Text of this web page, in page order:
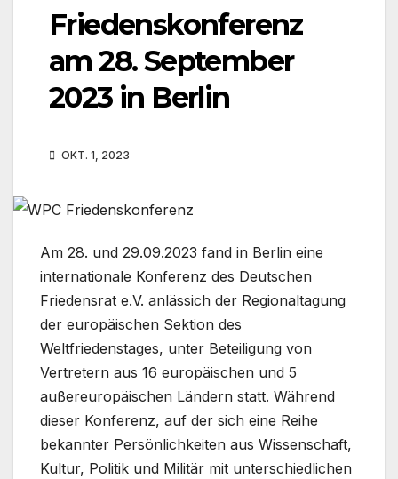
Friedenskonferenz
am 28. September
2023 in Berlin
OKT. 1, 2023
Am 28. und 29.09.2023 fand in Berlin eine
internationale Konferenz des Deutschen
Friedensrat e.V. anlässich der Regionaltagung
der europäischen Sektion des
Weltfriedenstages, unter Beteiligung von
Vertretern aus 16 europäischen und 5
außereuropäischen Ländern statt. Während
dieser Konferenz, auf der sich eine Reihe
bekannter Persönlichkeiten aus Wissenschaft,
Kultur, Politik und Militär mit unterschiedlichen